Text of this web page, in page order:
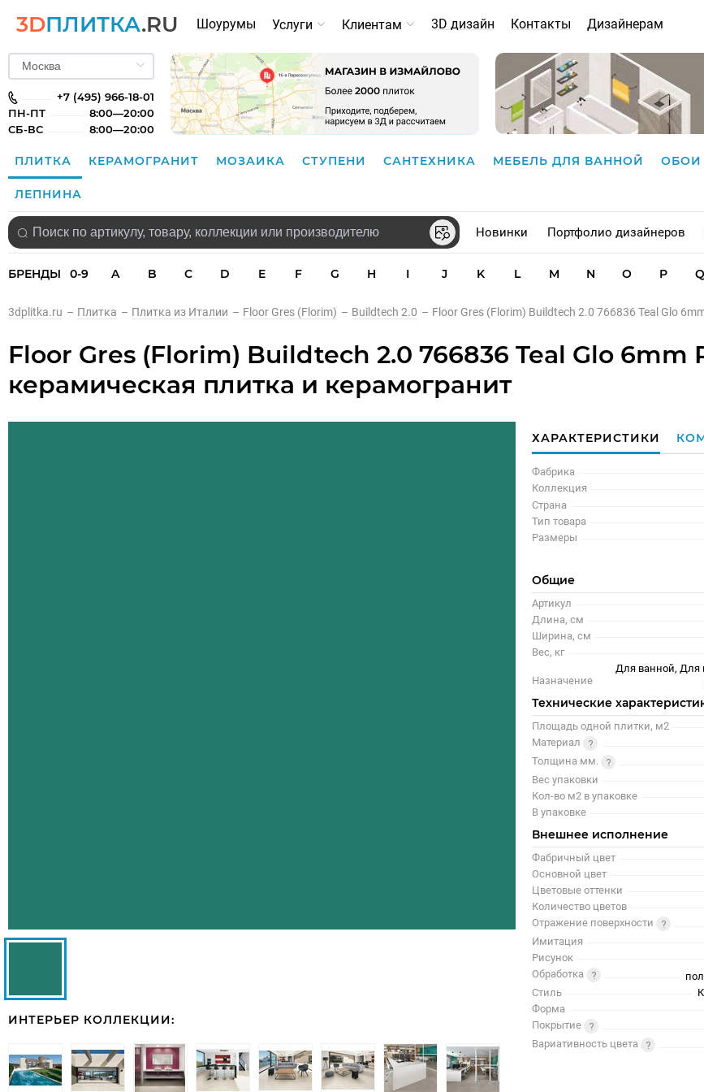
3DПЛИТКА.RU Шоурумы Услуги Клиентам 3D дизайн Контакты Дизайнерам
+7 (495) 966-18-01
ПН-ПТ
8:00—20:00
СБ-ВС
8:00—20:00
ПЛИТКА КЕРАМОГРАНИТ МОЗАИКА СТУПЕНИ САНТЕХНИКА МЕБЕЛЬ ДЛЯ ВАННОЙ ОБОИ
ЛЕПНИНА
Новинки Портфолио дизайнеров
БРЕНДЫ 0-9 A B C D E F G H I J K L M N O P Q
3dplitka.ru – Плитка – Плитка из Италии – Floor Gres (Florim) – Buildtech 2.0 – Floor Gres (Florim) Buildtech 2.0 766836 Teal Glo
Floor Gres (Florim) Buildtech 2.0 766836 Teal Glo 6mm
керамическая плитка и керамогранит
ИНТЕРЬЕР КОЛЛЕКЦИИ:
ХАРАКТЕРИСТИКИ
Фабрика
Коллекция
Страна
Тип товара
Размеры
Общие
Артикул
Длина, см
Ширина, см
Вес, кг
Назначение
Для ванной, Для
Технические
Площадь одной плитки, м2
Материал
Толщина мм.
Вес упаковки
Кол-во м2 в упаковке
В упаковке
Внешнее исполнение
Фабричный цвет
Основной цвет
Цветовые оттенки
Количество цветов
Отражение поверхности
Имитация
Рисунок
Обработка
Стиль
Форма
Покрытие
Вариативность цвета